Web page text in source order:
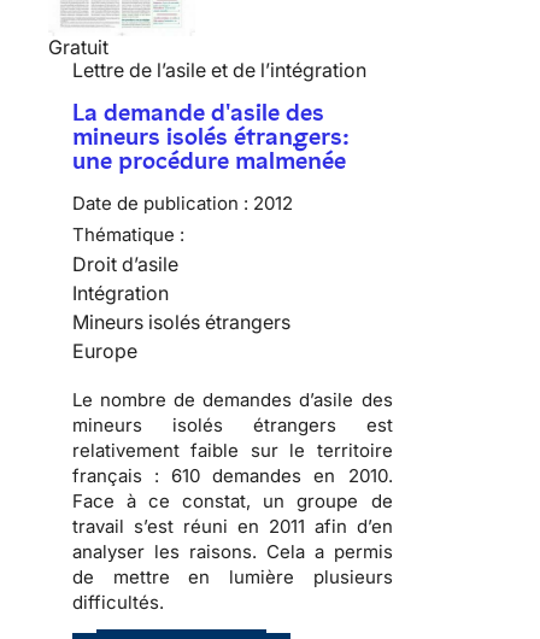
Gratuit
Lettre de l’asile et de l’intégration
La demande d'asile des
mineurs isolés étrangers:
une procédure malmenée
Date de publication : 2012
Thématique :
Droit d’asile
Intégration
Mineurs isolés étrangers
Europe
Le nombre de demandes d’asile des
mineurs isolés étrangers est
relativement faible sur le territoire
français : 610 demandes en 2010.
Face à ce constat, un groupe de
travail s’est réuni en 2011 afin d’en
analyser les raisons. Cela a permis
de mettre en lumière plusieurs
difficultés.